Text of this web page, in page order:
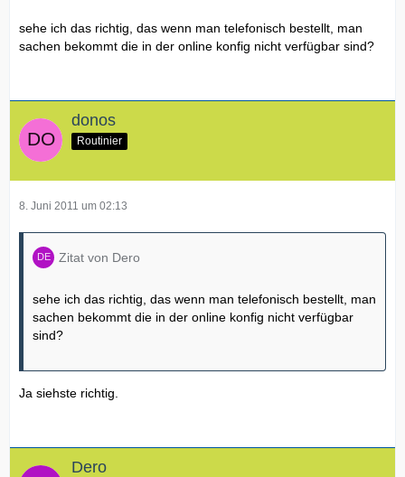
sehe ich das richtig, das wenn man telefonisch bestellt, man
sachen bekommt die in der online konfig nicht verfügbar sind?
donos
Routinier
8. Juni 2011 um 02:13
Zitat von Dero
sehe ich das richtig, das wenn man telefonisch bestellt, man
sachen bekommt die in der online konfig nicht verfügbar
sind?
Ja siehste richtig.
Dero